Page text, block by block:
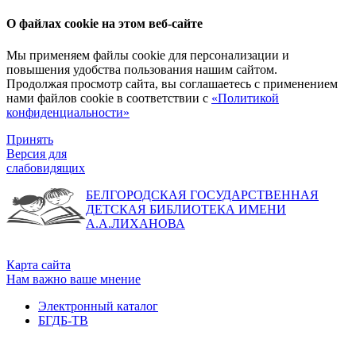
О файлах cookie на этом веб-сайте
Мы применяем файлы cookie для персонализации и
повышения удобства пользования нашим сайтом.
Продолжая просмотр сайта, вы соглашаетесь с применением
нами файлов cookie в соответствии с «Политикой
конфиденциальности»
Принять
Версия для
слабовидящих
БЕЛГОРОДСКАЯ ГОСУДАРСТВЕННАЯ
ДЕТСКАЯ БИБЛИОТЕКА ИМЕНИ
А.А.ЛИХАНОВА
Карта сайта
Нам важно ваше мнение
Электронный каталог
БГДБ-ТВ